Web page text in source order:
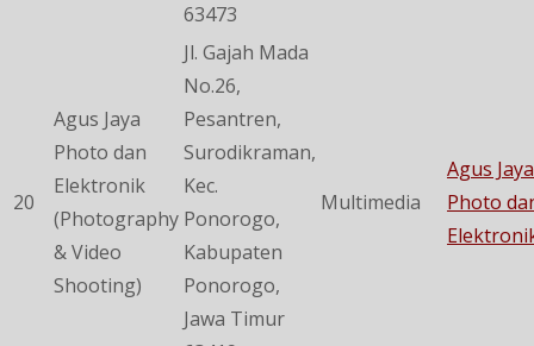
63473
20
Agus Jaya
Photo dan
Elektronik
(Photography
& Video
Shooting)
Jl. Gajah Mada
No.26,
Pesantren,
Surodikraman,
Kec.
Ponorogo,
Kabupaten
Ponorogo,
Jawa Timur
Multimedia
Agus Jaya
Photo